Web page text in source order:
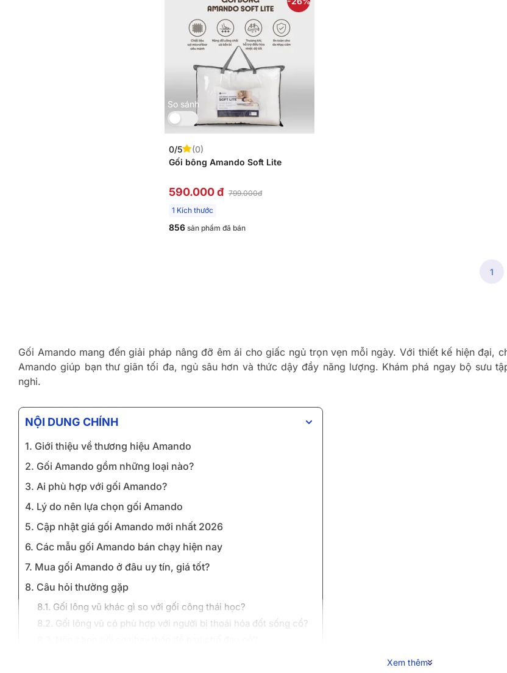
So sánh
0/5
(0)
Gối bông Amando Soft Lite
590.000 đ 799.000đ
1 Kích thước
856 sản phẩm đã bán
1
Gối Amando mang đến giải pháp nâng đỡ êm ái cho giấc ngủ trọn vẹn mỗi ngày. Với thiết kế hiện đại,
Amando giúp bạn thư giãn tối đa, ngủ sâu hơn và thức dậy đầy năng lượng. Khám phá ngay bộ sưu
nghi.
NỘI DUNG CHÍNH
1. Giới thiệu về thương hiệu Amando
2. Gối Amando gồm những loại nào?
3. Ai phù hợp với gối Amando?
4. Lý do nên lựa chọn gối Amando
5. Cập nhật giá gối Amando mới nhất 2026
6. Các mẫu gối Amando bán chạy hiện nay
7. Mua gối Amando ở đâu uy tín, giá tốt?
8. Câu hỏi thường gặp
8.1. Gối lông vũ khác gì so với gối công thái học?
8.2. Gối lông vũ có phù hợp với người bị thoái hóa đốt sống cổ?
Xem thêm